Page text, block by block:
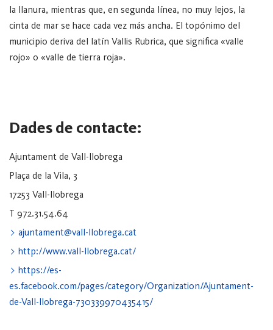
la llanura, mientras que, en segunda línea, no muy lejos, la
cinta de mar se hace cada vez más ancha. El topónimo del
municipio deriva del latín Vallis Rubrica, que significa «valle
rojo» o «valle de tierra roja».
Dades de contacte:
Ajuntament de Vall-llobrega
Plaça de la Vila, 3
17253 Vall-llobrega
T 972.31.54.64
ajuntament@vall-llobrega.cat
http://www.vall-llobrega.cat/
https://es-
es.facebook.com/pages/category/Organization/Ajuntament-
de-Vall-llobrega-730339970435415/